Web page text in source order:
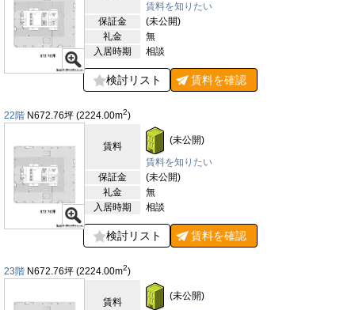
賃料を知りたい
保証金
(未公開)
礼金
無
入居時期
相談
検討リスト 賃料を確認
22階 N672.76坪 (2224.00m2)
賃料
(未公開)
賃料を知りたい
保証金
(未公開)
礼金
無
入居時期
相談
検討リスト 賃料を確認
23階 N672.76坪 (2224.00m2)
賃料
(未公開)